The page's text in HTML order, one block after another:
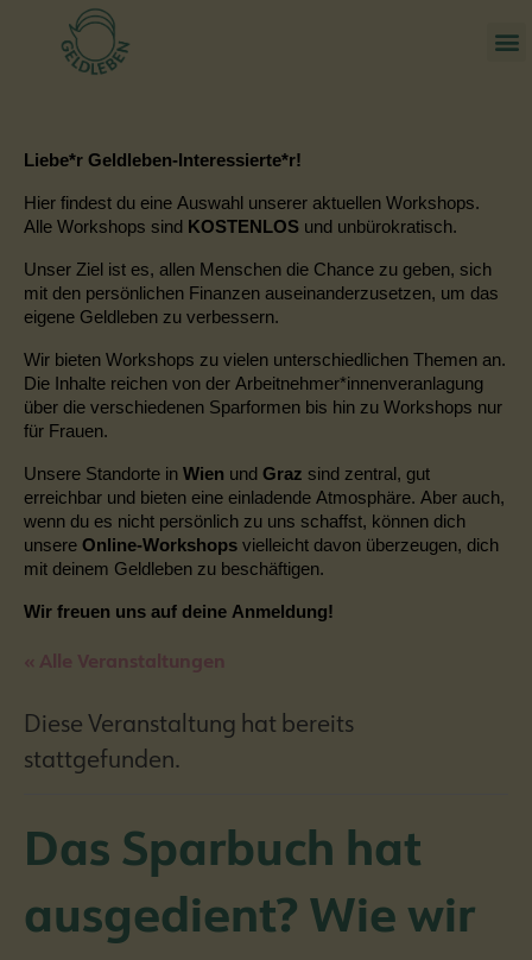
Liebe*r Geldleben-Interessierte*r!
Hier findest du eine Auswahl unserer aktuellen Workshops.
Alle Workshops sind KOSTENLOS und unbürokratisch.
Unser Ziel ist es, allen Menschen die Chance zu geben, sich
mit den persönlichen Finanzen auseinanderzusetzen, um das
eigene Geldleben zu verbessern.
Wir bieten Workshops zu vielen unterschiedlichen Themen an.
Die Inhalte reichen von der Arbeitnehmer*innenveranlagung
über die verschiedenen Sparformen bis hin zu Workshops nur
für Frauen.
Unsere Standorte in Wien und Graz sind zentral, gut
erreichbar und bieten eine einladende Atmosphäre. Aber auch,
wenn du es nicht persönlich zu uns schaffst, können dich
unsere Online-Workshops vielleicht davon überzeugen, dich
mit deinem Geldleben zu beschäftigen.
Wir freuen uns auf deine Anmeldung!
« Alle Veranstaltungen
Diese Veranstaltung hat bereits
stattgefunden.
Das Sparbuch hat
ausgedient? Wie wir